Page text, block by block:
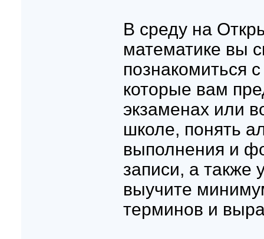
В среду на
математике вы
познакомиться
которые вам
экзаменах или
школе, понять
выполнения и
записи, а также
выучите
терминов и